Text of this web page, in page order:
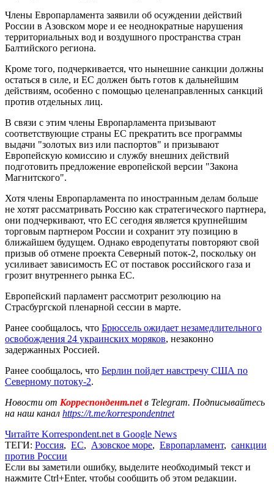
Члены Европарламента заявили об осуждении действий
России в Азовском море и ее неоднократные нарушения
территориальных вод и воздушного пространства стран
Балтийского региона.
Кроме того, подчеркивается, что нынешние санкции должны
остаться в силе, и ЕС должен быть готов к дальнейшим
действиям, особенно с помощью целенаправленных санкций
против отдельных лиц.
В связи с этим члены Европарламента призывают
соответствующие страны ЕС прекратить все программы
выдачи "золотых виз или паспортов" и призывают
Европейскую комиссию и службу внешних действий
подготовить предложение европейской версии "Закона
Магнитского".
Хотя члены Европарламента по иностранным делам больше
не хотят рассматривать Россию как стратегического партнера,
они подчеркивают, что ЕС сегодня является крупнейшим
торговым партнером России и сохранит эту позицию в
ближайшем будущем. Однако евродепутаты повторяют свой
призыв об отмене проекта Северный поток-2, поскольку он
усиливает зависимость ЕС от поставок российского газа и
грозит внутреннего рынка ЕС.
Европейский парламент рассмотрит резолюцию на
Страсбургской пленарной сессии в марте.
Ранее сообщалось, что Брюссель ожидает незамедлительного
освобождения 24 украинских моряков, незаконно
задержанных Россией.
Ранее сообщалось, что Берлин пойдет навстречу США по
Северному потоку-2.
Новости от Корреспондент.netв Telegram. Подписывайтесь
на наш канал https://t.me/korrespondentnet
Читайте Korrespondent.net в Google News
ТЕГИ: Россия, ЕС, Азовское море, Европарламент, санкции
против России
Если вы заметили ошибку, выделите необходимый текст и
нажмите Ctrl+Enter, чтобы сообщить об этом редакции.